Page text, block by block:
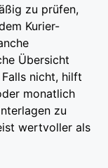
zu prüfen,
Kurier-
Übersicht
nicht, hilft
monatlich
zu
wertvoller als